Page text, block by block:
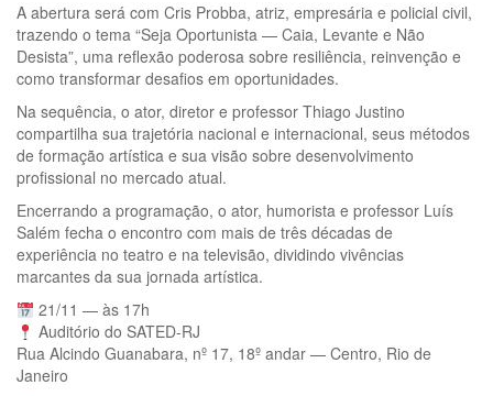
A abertura será com Cris Probba, atriz, empresária e policial civil,
trazendo o tema “Seja Oportunista — Caia, Levante e Não
Desista”, uma reflexão poderosa sobre resiliência, reinvenção e
como transformar desafios em oportunidades.
Na sequência, o ator, diretor e professor Thiago Justino
compartilha sua trajetória nacional e internacional, seus métodos
de formação artística e sua visão sobre desenvolvimento
profissional no mercado atual.
Encerrando a programação, o ator, humorista e professor Luís
Salém fecha o encontro com mais de três décadas de
experiência no teatro e na televisão, dividindo vivências
marcantes da sua jornada artística.
21/11 — às 17h
Auditório do SATED-RJ
Rua Alcindo Guanabara, nº 17, 18º andar — Centro, Rio de
Janeiro